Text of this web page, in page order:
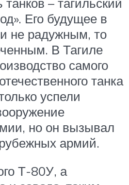
Его будущее в
не радужным, то
В Тагиле
самого
танка
успели
но он вызывал
армий.
Т-80У, а